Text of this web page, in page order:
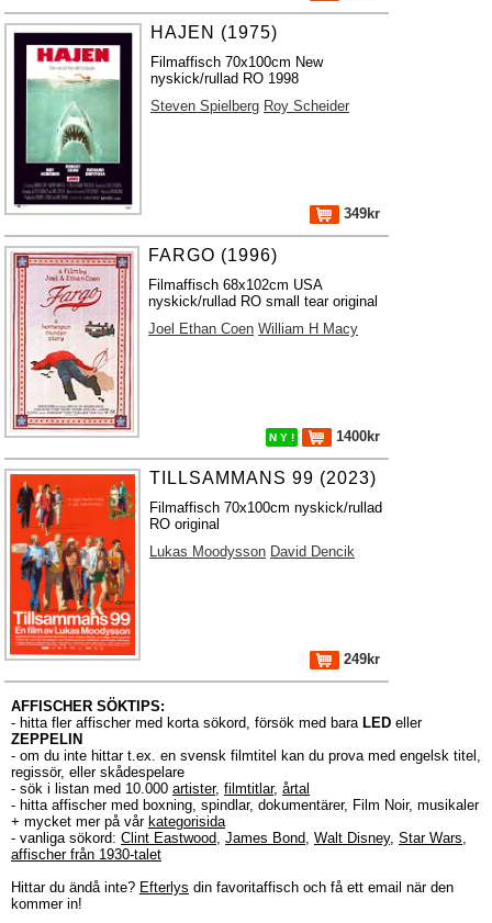
HAJEN (1975)
Filmaffisch 70x100cm New
nyskick/rullad RO 1998
Steven Spielberg Roy Scheider
349kr
FARGO (1996)
Filmaffisch 68x102cm USA
nyskick/rullad RO small tear original
Joel Ethan Coen William H Macy
N Y ! 1400kr
TILLSAMMANS 99 (2023)
Filmaffisch 70x100cm nyskick/rullad
RO original
Lukas Moodysson David Dencik
249kr
AFFISCHER SÖKTIPS:
- hitta fler affischer med korta sökord, försök med bara LED eller
ZEPPELIN
- om du inte hittar t.ex. en svensk filmtitel kan du prova med engelsk titel,
regissör, eller skådespelare
- sök i listan med 10.000 artister, filmtitlar, årtal
- hitta affischer med boxning, spindlar, dokumentärer, Film Noir, musikaler
+ mycket mer på vår kategorisida
- vanliga sökord: Clint Eastwood, James Bond, Walt Disney, Star Wars,
affischer från 1930-talet
Hittar du ändå inte? Efterlys din favoritaffisch och få ett email när den
kommer in!